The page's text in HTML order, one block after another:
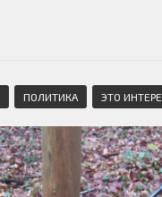
ПОЛИТИКА ЭТО